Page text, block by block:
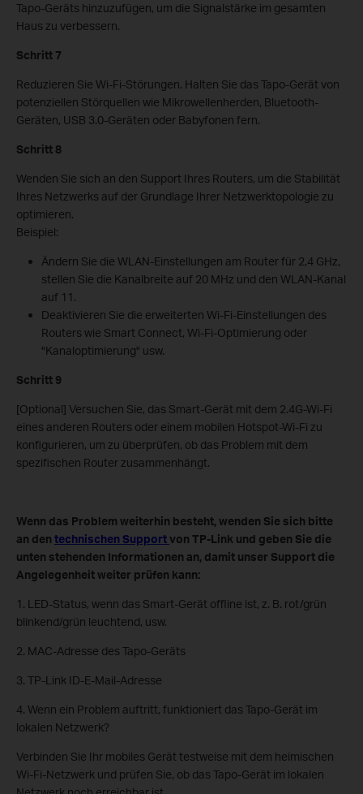
Tapo-Geräts hinzuzufügen, um die Signalstärke im gesamten
Haus zu verbessern.
Schritt 7
Reduzieren Sie Wi-Fi-Störungen. Halten Sie das Tapo-Gerät von
potenziellen Störquellen wie Mikrowellenherden, Bluetooth-
Geräten, USB 3.0-Geräten oder Babyfonen fern.
Schritt 8
Wenden Sie sich an den Support Ihres Routers, um die Stabilität
Ihres Netzwerks auf der Grundlage Ihrer Netzwerktopologie zu
optimieren.
Beispiel:
Ändern Sie die WLAN-Einstellungen am Router für 2,4 GHz,
stellen Sie die Kanalbreite auf 20 MHz und den WLAN-Kanal
auf 11.
Deaktivieren Sie die erweiterten Wi-Fi-Einstellungen des
Routers wie Smart Connect, Wi-Fi-Optimierung oder
"Kanaloptimierung" usw.
Schritt 9
[Optional] Versuchen Sie, das Smart-Gerät mit dem 2.4G-Wi-Fi
eines anderen Routers oder einem mobilen Hotspot-Wi-Fi zu
konfigurieren, um zu überprüfen, ob das Problem mit dem
spezifischen Router zusammenhängt.
Wenn das Problem weiterhin besteht, wenden Sie sich bitte
an den technischen Supportvon TP-Link und geben Sie die
unten stehenden Informationen an, damit unser Support die
Angelegenheit weiter prüfen kann:
1. LED-Status, wenn das Smart-Gerät offline ist, z. B. rot/grün
blinkend/grün leuchtend, usw.
2. MAC-Adresse des Tapo-Geräts
3. TP-Link ID-E-Mail-Adresse
4. Wenn ein Problem auftritt, funktioniert das Tapo-Gerät im
lokalen Netzwerk?
Verbinden Sie Ihr mobiles Gerät testweise mit dem heimischen
Wi-Fi-Netzwerk und prüfen Sie, ob das Tapo-Gerät im lokalen